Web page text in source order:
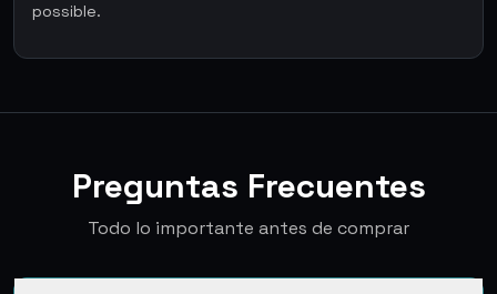
possible.
Preguntas Frecuentes
Todo lo importante antes de comprar